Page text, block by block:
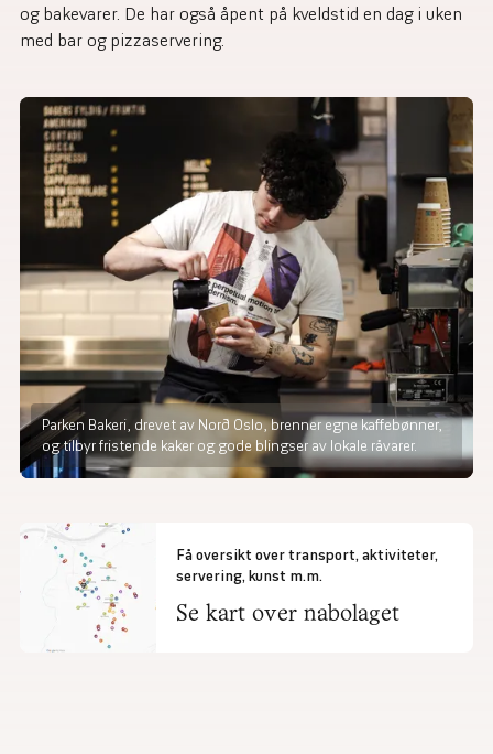
og bakevarer. De har også åpent på kveldstid en dag i uken
med bar og pizzaservering.
Parken Bakeri, drevet av Norð Oslo, brenner egne kaffebønner,
og tilbyr fristende kaker og gode blingser av lokale råvarer.
Få oversikt over transport, aktiviteter,
servering, kunst m.m.
Se kart over nabolaget